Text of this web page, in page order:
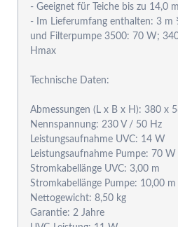
- Geeignet für Teiche bis zu 14,0
- Im Lieferumfang enthalten: 3 m
und Filterpumpe 3500: 70 W;
Hmax
Technische Daten:
Abmessungen (L x B x H): 380 x
Nennspannung: 230 V / 50 Hz
Leistungsaufnahme UVC: 14 W
Leistungsaufnahme Pumpe: 70 W
Stromkabellänge UVC: 3,00 m
Stromkabellänge Pumpe: 10,00 m
Nettogewicht: 8,50 kg
Garantie: 2 Jahre